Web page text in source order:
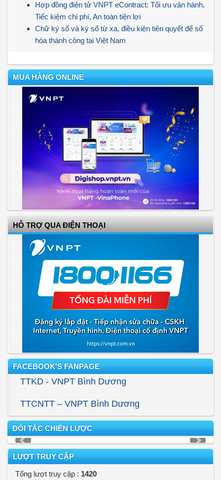
Hợp đồng điện tử VNPT eContract: Tối ưu vận hành,
Tiếc kiệm chi phí, An toàn tiện lợi
Chữ ký số và ký số từ xa, điều kiện tiên quyết để số
hóa thành công tại Việt Nam
MUA HÀNG ONLINE
HỖ TRỢ QUA ĐIỆN THOẠI
FACEBOOK'S FANPAGE
TTKD - VNPT Bình Dương
TTCNTT – VNPT Bình Dương
ĐỐI TÁC CHIẾN LƯỢC
LƯỢT TRUY CẬP
Tổng lượt truy cập : 1420